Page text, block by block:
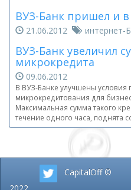
ВУЗ-Банк пришел и
21.06.2012 интернет-
ВУЗ-Банк увеличил
микрокредита
09.06.2012
В ВУЗ-Банке улучшены условия
микрокредитования для
Максимальная сумма такого
течение одного часа, поднята
CapitalOff ©